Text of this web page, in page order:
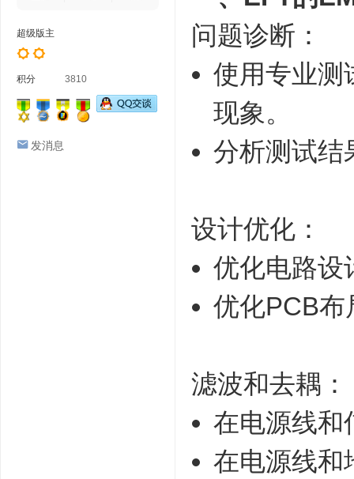
超级版主
积分 3810
发消息
问题诊断：
使用专业测
现象。
分析测试结
设计优化：
优化电路设
优化PCB布
滤波和去耦：
在电源线和
在电源线和